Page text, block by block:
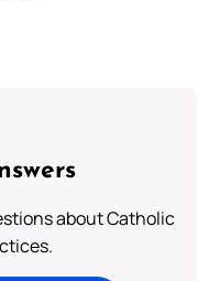
about Catholic